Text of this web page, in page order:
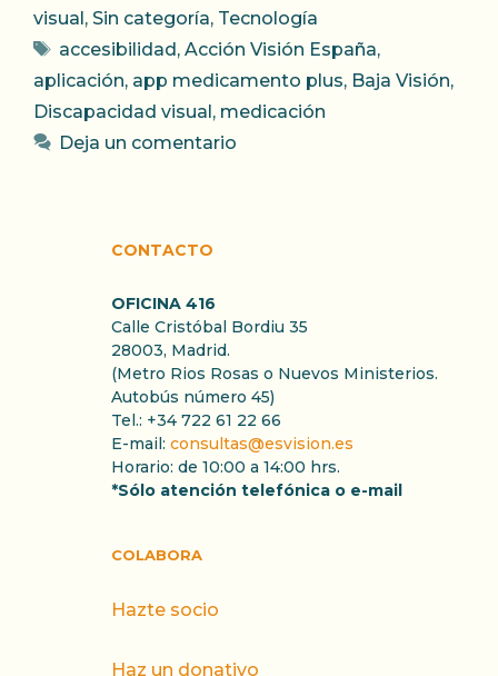
visual , Sin categoría, Tecnología
Etiquetas
accesibilidad , Acción Visión España,
aplicación, app medicamento plus, Baja Visión,
Discapacidad visual , medicación
Deja un comentario
CONTACTO
OFICINA 416
Calle Cristóbal Bordiu 35
28003, Madrid.
(Metro Rios Rosas o Nuevos Ministerios.
Autobús número 45)
Tel.: +34 722 61 22 66
E-mail: consultas@esvision.es
Horario: de 10:00 a 14:00 hrs.
*Sólo atención telefónica o e-mail
COLABORA
Hazte socio
Haz un donativo